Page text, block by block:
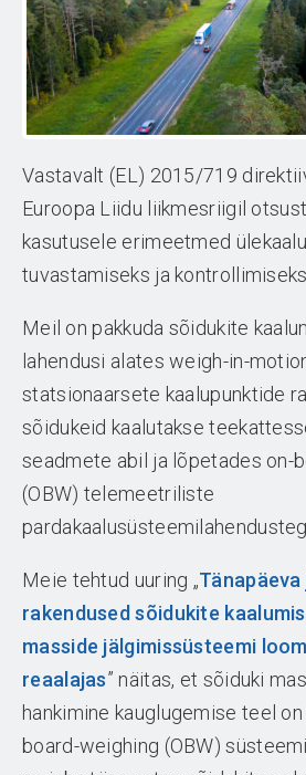
Vastavalt (EL) 2015/719
Euroopa Liidu liikmesriigil
kasutusele erimeetmed
tuvastamiseks ja kontrollimiseks.
Meil on pakkuda sõidukite
lahendusi alates weigh-in-
statsionaarsete kaalupunktide
sõidukeid kaalutakse
seadmete abil ja lõpetades on-
(OBW) telemeetriliste
Meie tehtud uuring „
rakendused sõidukite
masside jälgimissüsteemi
reaalajas” näitas, et sõiduki
hankimine kauglugemise teel
board-weighing (OBW)